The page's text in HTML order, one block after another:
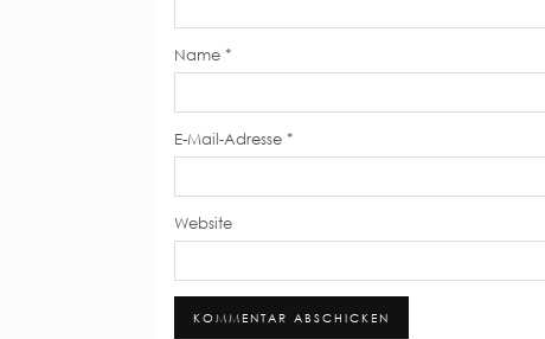
Name *
E-Mail-Adresse *
Website